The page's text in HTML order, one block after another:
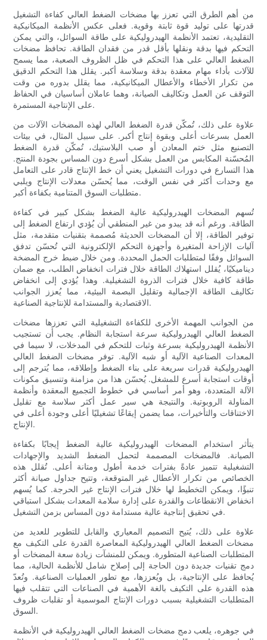
من أهم الطرق التي تعزز بها مضخات الضغط العالي كفاءة التشغيل
قدرتها على توليد قوة ثابتة وقوية. فعلى عكس الأنظمة الميكانيكية
التقليدية، تعتمد الأنظمة الهيدروليكية على طاقة السوائل، والتي يمكن
التحكم فيها بدقة ونقلها بأقل قدر من فقدان الطاقة. تحافظ مضخات
الضغط العالي على هذا التحكم في ظل الظروف الصعبة، مما يسمح
للآلات بأداء مهام معقدة بدقة وسلاسة أكبر. يقلل هذا التحكم الدقيق
من تكرار الأخطاء والأعطال الميكانيكية، مما يقلل بدوره من وقت
التوقف عن العمل وتكاليف الصيانة، وهما عاملان أساسيان في الحفاظ
على الإنتاجية المستمرة.
علاوة على ذلك، تُمكّن قدرة الضغط العالي لهذه المضخات الآلات من
العمل بسرعات أعلى وبقوة إنتاج أكبر. على سبيل المثال، في بيئات
التصنيع مثل ختم المعادن أو صب البلاستيك، تُمكّن قدرة الضغط
المُحسّنة المكابس من العمل بشكل أسرع دون المساس بجودة المنتج.
هذا التسارع في دورات التشغيل يعني أن خط الإنتاج قادر على التعامل
مع وحدات أكثر في نفس الوقت، مما يُحسّن معدلات الإنتاج ويلبي
متطلبات السوق المتنامية بكفاءة أكبر.
تُسهم المضخات الهيدروليكية عالية الضغط بشكل كبير في كفاءة
الطاقة. ورغم أنه قد يبدو من غير المنطقي أن يُؤدي ارتفاع الضغط إلى
توفير الطاقة، إلا أن المضخات الحديثة مُصممة بتقنيات متقدمة، مثل
آليات الإزاحة المتغيرة وأجهزة التحكم الإلكترونية التي تُحسّن تدفق
السوائل وفقًا لمتطلبات الحمل المحددة. ومن خلال ضبط خرج المضخة
ديناميكيًا، يُقلل استهلاك الطاقة خلال فترات انخفاض الطلب، مع ضمان
طاقة كافية خلال فترات الذروة التشغيلية. وهذا يُؤدي إلى انخفاض
تكاليف الطاقة الإجمالية وتقليل البصمة البيئية، مما يُعزز الجوانب
الاقتصادية والمستدامة للإنتاجية الصناعية.
من الجوانب المهمة الأخرى للكفاءة التشغيلية التي تعززها مضخات
الضغط العالي الهيدروليكية سرعة استجابة النظام. يجب أن تستجيب
الأنظمة الهيدروليكية بسرعة وثبات للتحكم في المدخلات، لا سيما في
المعدات الصناعية الآلية أو شبه الآلية. توفر مضخات الضغط العالي
الهيدروليكية قدرات سريعة على بناء الضغط وإطلاقه، مما يُترجم إلى
أوقات استجابة أسرع للمشغل. يُحسّن هذا من مزامنة وتنسيق مكونات
الآلة المتعددة، وهو أمر أساسي في خطوط التجميع المعقدة وأنظمة
المناولة الروبوتية. والنتيجة هي سير عمل أكثر سلاسة مع تقليل
الاختناقات والتأخيرات، مما يضمن إيقاعًا تشغيليًا أعلى وجودة أعلى في
الإنتاج.
يتأثر استخدام المضخات الهيدروليكية عالية الضغط إيجابًا بكفاءة
الصيانة. فالمضخات المصممة لتحمل الضغط الشديد والإجهادات
التشغيلية تتميز عادةً بفترات خدمة أطول ومتانة أعلى. تُقلل هذه
الخصائص من تكرار الأعطال غير المتوقعة، وتتيح جداول صيانة أكثر
تنبؤًا، ويمكن التخطيط لها خلال فترات الإنتاج غير الحرجة. كما يُسهم
انخفاض الانقطاعات والقدرة على إدارة سلامة المعدات بشكل استباقي
في تحقيق إنتاجية عالية مستدامة دون المساس بزمن التشغيل.
علاوة على ذلك، يُتيح التصميم المعياري والقابل للتطوير للعديد من
مضخات الضغط العالي الهيدروليكية المعاصرة القدرة على التكيف مع
المتطلبات الصناعية المتطورة. ويمكن للمنشآت زيادة سعة المضخات أو
دمج تقنيات جديدة دون الحاجة إلى إصلاح شامل للأنظمة الحالية، مما
يُحافظ على الإنتاجية، بل ويُعززها، مع تطور العمليات الصناعية. وتُعدّ
هذه القدرة على التكيف بالغة الأهمية في الصناعات التي تتقلب فيها
المتطلبات التشغيلية بسبب دورات الإنتاج الموسمية أو تقلبات ظروف
السوق.
في جوهره، يلعب دمج مضخات الضغط العالي الهيدروليكية في الأنظمة